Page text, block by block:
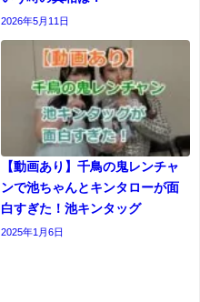
2026年5月11日
【動画あり】千鳥の鬼レンチャ
ンで池ちゃんとキンタローが面
白すぎた！池キンタッグ
2025年1月6日